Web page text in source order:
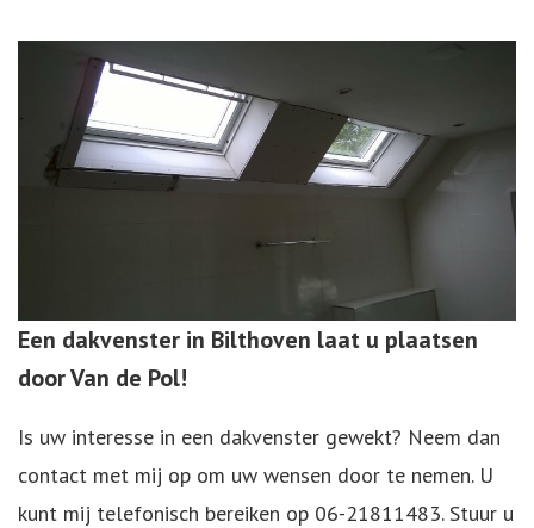
Een dakvenster in Bilthoven laat u plaatsen
door Van de Pol!
Is uw interesse in een dakvenster gewekt? Neem dan
contact met mij op om uw wensen door te nemen. U
kunt mij telefonisch bereiken op 06-21811483. Stuur u